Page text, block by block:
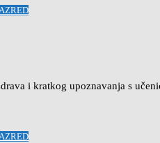
i kratkog upoznavanja s